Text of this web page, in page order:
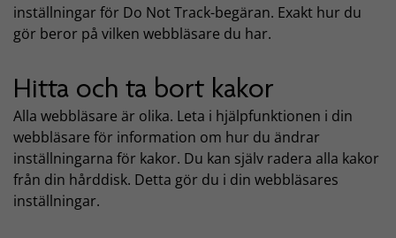
inställningar för Do Not Track-begäran. Exakt hur du
gör beror på vilken webbläsare du har.
Hitta och ta bort kakor
Alla webbläsare är olika. Leta i hjälpfunktionen i din
webbläsare för information om hur du ändrar
inställningarna för kakor. Du kan själv radera alla kakor
från din hårddisk. Detta gör du i din webbläsares
inställningar.